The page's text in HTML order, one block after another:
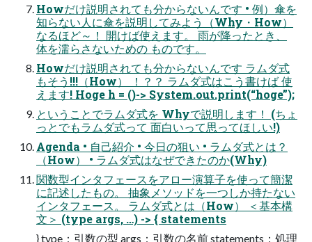
Howだけ説明されても分からないんです • 例）傘を
知らない人に傘を説明してみよう（Why・How）
なるほど～！ 開けば使えます。 雨が降ったとき、
体を濡らさないための ものです。
Howだけ説明されても分からないんです ラムダ式
もそう!!!（How） ！？？ ラムダ式はこう書けば 使
えます! Hoge h = ()-> System.out.print(“hoge”);
ということでラムダ式を Whyで説明します！ (ちょ
っとでもラムダ式って 面白いって思ってほしい!)
Agenda • 自己紹介 • 今日の狙い • ラムダ式とは？
（How） • ラムダ式はなぜできたのか(Why)
関数型インタフェースをアロー演算子を使って簡潔
に記述したもの。 抽象メソッドを一つしか持たない
インタフェース。 ラムダ式とは（How） ＜基本構
文＞ (type args, …) -> { statements
} type：引数の型 args：引数の名前 statements：処理